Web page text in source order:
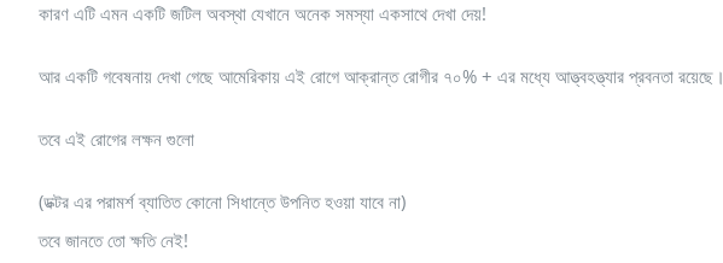
কারণ এটি এমন একটি জটিল অবস্থা যেখানে অনেক সমস্যা একসাথে দেখা দেয়!
আর একটি গবেষনায় দেখা গেছে আমেরিকায় এই রোগে আক্রান্ত রোগীর ৭০% + এর মধ্যে আত্ত্বহত্ত্যার প্রবনতা রয়েছে।
তবে এই রোগের লক্ষন গুলো
(ডক্টর এর পরামর্শ ব্যাতিত কোনো সিধান্তে উপনিত হওয়া যাবে না)
তবে জানতে তো ক্ষতি নেই!